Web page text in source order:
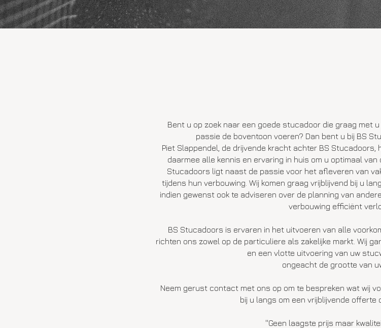
Bent u op zoek naar een goede stucadoor die graag met
passie de boventoon voeren? Dan bent u bij BS
Piet Slappendel, de drijvende kracht achter BS
daarmee alle kennis en ervaring in huis om u optimaal
Stucadoors ligt naast de passie voor het afleveren van
tijdens hun verbouwing. Wij komen graag vrijblijvend bij u
indien gewenst ook te adviseren over de planning van
verbouwing efficiënt
BS Stucadoors is ervaren in het uitvoeren van alle
richten ons zowel op de particuliere als zakelijke markt. Wij
en een vlotte uitvoering van uw
ongeacht de grootte van
Neem gerust contact met ons op om te bespreken wat wij
bij u langs om een vrijblijvende offerte
''Geen laagste prijs maar